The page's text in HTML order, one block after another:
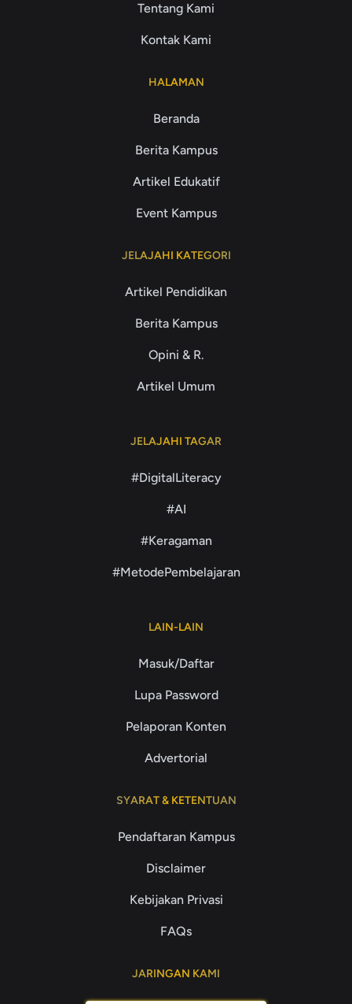
Tentang Kami
Kontak Kami
HALAMAN
Beranda
Berita Kampus
Artikel Edukatif
Event Kampus
JELAJAHI KATEGORI
Artikel Pendidikan
Berita Kampus
Opini & R.
Artikel Umum
JELAJAHI TAGAR
#DigitalLiteracy
#AI
#Keragaman
#MetodePembelajaran
LAIN-LAIN
Masuk/Daftar
Lupa Password
Pelaporan Konten
Advertorial
SYARAT & KETENTUAN
Pendaftaran Kampus
Disclaimer
Kebijakan Privasi
FAQs
JARINGAN KAMI